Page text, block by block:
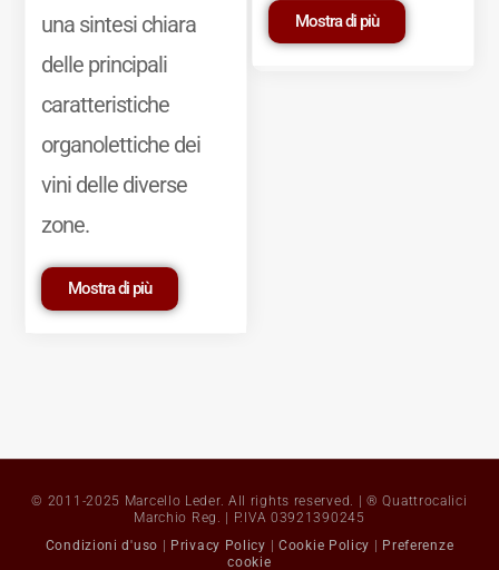
una sintesi chiara
delle principali
caratteristiche
organolettiche dei
vini delle diverse
zone.
Mostra di più
Mostra di più
© 2011-2025 Marcello Leder. All rights reserved. | ® Quattrocalici
Marchio Reg. | P.IVA 03921390245
Condizioni d'uso | Privacy Policy | Cookie Policy | Preferenze
cookie